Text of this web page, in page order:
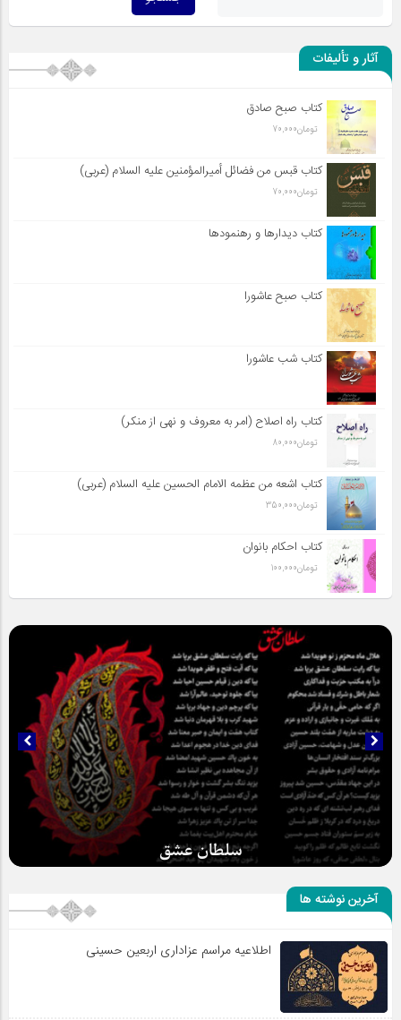
آثار و تألیفات
کتاب صبح صادق
تومان70,000
کتاب قبس من فضائل أميرالمؤمنين علیه السلام (عربی)
تومان70,000
کتاب دیدارها و رهنمودها
کتاب صبح عاشورا
کتاب شب عاشورا
کتاب راه اصلاح (امر به معروف و نهی از منکر)
تومان80,000
کتاب اشعه من عظمه الامام الحسین علیه السلام (عربی)
تومان350,000
کتاب احکام بانوان
تومان100,000
سلطان عشق
آخرین نوشته ها
اطلاعیه مراسم عزاداری اربعین حسینی